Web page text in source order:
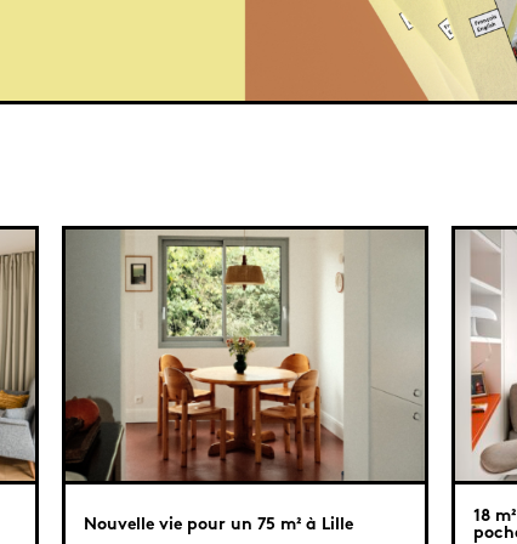
Nouvelle vie pour un 75 m² à Lille
18